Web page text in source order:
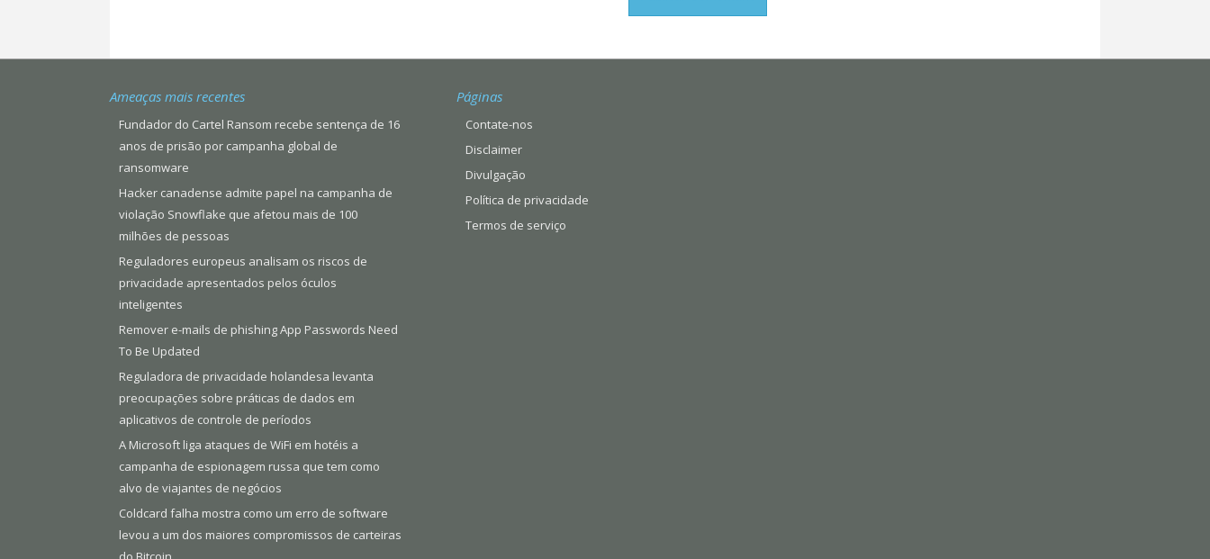
Ameaças mais recentes
Fundador do Cartel Ransom recebe sentença de 16
anos de prisão por campanha global de
ransomware
Hacker canadense admite papel na campanha de
violação Snowflake que afetou mais de 100
milhões de pessoas
Reguladores europeus analisam os riscos de
privacidade apresentados pelos óculos
inteligentes
Remover e-mails de phishing App Passwords Need
To Be Updated
Reguladora de privacidade holandesa levanta
preocupações sobre práticas de dados em
aplicativos de controle de períodos
A Microsoft liga ataques de WiFi em hotéis a
campanha de espionagem russa que tem como
alvo de viajantes de negócios
Coldcard falha mostra como um erro de software
levou a um dos maiores compromissos de carteiras
Páginas
Contate-nos
Disclaimer
Divulgação
Política de privacidade
Termos de serviço